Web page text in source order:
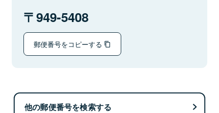
949-5408
郵便番号をコピーする
他の郵便番号を検索する